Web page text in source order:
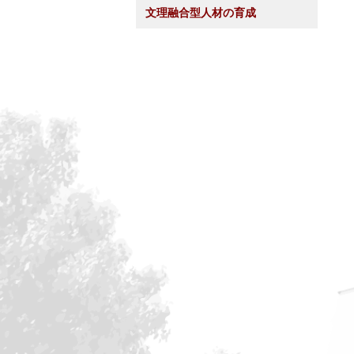
文理融合型人材の育成